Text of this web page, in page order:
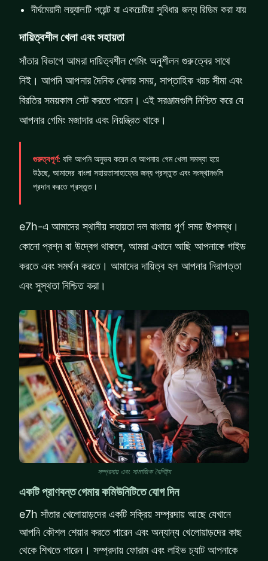
দীর্ঘমেয়াদী লয়্যালটি পয়েন্ট যা একচেটিয়া সুবিধার জন্য রিডিম করা যায়
দায়িত্বশীল খেলা এবং সহায়তা
সাঁতার বিভাগে আমরা দায়িত্বশীল গেমিং অনুশীলন গুরুত্বের সাথে
নিই। আপনি আপনার দৈনিক খেলার সময়, সাপ্তাহিক খরচ সীমা এবং
বিরতির সময়কাল সেট করতে পারেন। এই সরঞ্জামগুলি নিশ্চিত করে যে
আপনার গেমিং মজাদার এবং নিয়ন্ত্রিত থাকে।
গুরুত্বপূর্ণ: যদি আপনি অনুভব করেন যে আপনার গেম খেলা সমস্যা হয়ে
উঠছে, আমাদের বাংলা সহায়তাসাহায্যের জন্য প্রস্তুত এবং সংস্থানগুলি
প্রদান করতে প্রস্তুত।
e7h-এ আমাদের স্থানীয় সহায়তা দল বাংলায় পূর্ণ সময় উপলব্ধ।
কোনো প্রশ্ন বা উদ্বেগ থাকলে, আমরা এখানে আছি আপনাকে গাইড
করতে এবং সমর্থন করতে। আমাদের দায়িত্ব হল আপনার নিরাপত্তা
এবং সুস্থতা নিশ্চিত করা।
সম্প্রদায় এবং সামাজিক বৈশিষ্ট্য
একটি প্রাণবন্ত গেমার কমিউনিটিতে যোগ দিন
e7h সাঁতার খেলোয়াড়দের একটি সক্রিয় সম্প্রদায় আছে যেখানে
আপনি কৌশল শেয়ার করতে পারেন এবং অন্যান্য খেলোয়াড়দের কাছ
থেকে শিখতে পারেন। সম্প্রদায় ফোরাম এবং লাইভ চ্যাট আপনাকে